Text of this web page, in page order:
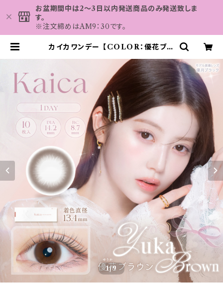
お盆期間中は2～3日以内発送商品のみ発送致しま
す。
※注文締めはAM9：30です。
カイカワンデー 【COLOR：優花ブラ
カラコン カラー コンタクト コンタク
トレンズ | カラコン MAHALO
1/9